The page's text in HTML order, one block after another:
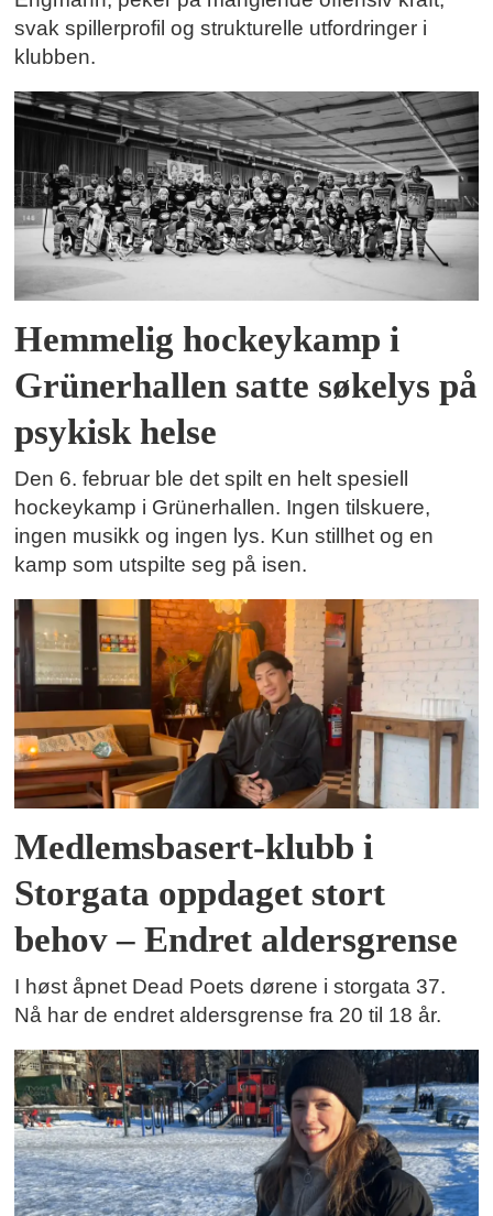
svak spillerprofil og strukturelle utfordringer i
klubben.
Hemmelig hockeykamp i
Grünerhallen satte søkelys på
psykisk helse
Den 6. februar ble det spilt en helt spesiell
hockeykamp i Grünerhallen. Ingen tilskuere,
ingen musikk og ingen lys. Kun stillhet og en
kamp som utspilte seg på isen.
Medlemsbasert-klubb i
Storgata oppdaget stort
behov – Endret aldersgrense
I høst åpnet Dead Poets dørene i storgata 37.
Nå har de endret aldersgrense fra 20 til 18 år.